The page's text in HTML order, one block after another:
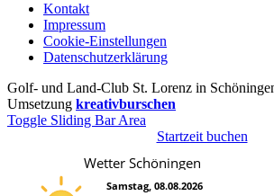
Kontakt
Impressum
Cookie-Einstellungen
Datenschutzerklärung
Golf- und Land-Club St. Lorenz in
Umsetzung kreativburschen
Toggle Sliding Bar Area
Startzeit buchen
Wetter Schöningen
Samstag, 08.08.2026